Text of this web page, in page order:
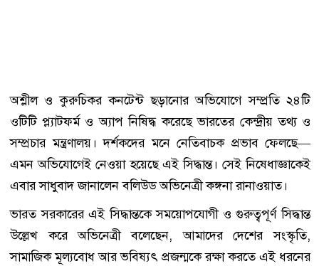
অশ্লীল ও কুরুচিকর কনটেন্ট ছড়ানোর অভিযোগে সম্প্রতি ২৪টি
ওটিটি প্ল্যাটফর্ম ও অ্যাপ নিষিদ্ধ করেছে ভারতের কেন্দ্রীয় তথ্য ও
সম্প্রচার মন্ত্রণালয়। দর্শকদের মনে নেতিবাচক প্রভাব ফেলছে—
এমন অভিযোগেই নেওয়া হয়েছে এই সিদ্ধান্ত। সেই নিষেধাজ্ঞাকেই
এবার সাধুবাদ জানালেন বলিউড অভিনেত্রী কঙ্গনা রানাওয়াত।
ভারত সরকারের এই সিদ্ধান্তকে সময়োপযোগী ও গুরুত্বপূর্ণ সিদ্ধান্ত
উল্লেখ করে অভিনেত্রী বলেছেন, আমাদের দেশের সংস্কৃতি,
সামাজিক মূল্যবোধ আর ভবিষ্যৎ প্রজন্মকে রক্ষা করতে এই ধরনের